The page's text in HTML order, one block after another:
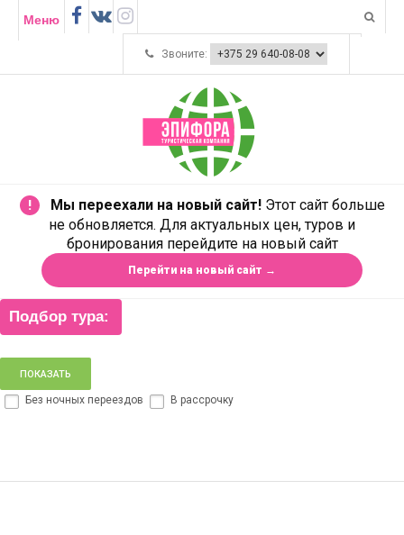
Меню
Звоните:
! Мы переехали на новый сайт!Этот сайт больше
не обновляется. Для актуальных цен, туров и
бронирования перейдите на новый сайт
Перейти на новый сайт →
Подбор тура:
Без ночных переездов В рассрочку